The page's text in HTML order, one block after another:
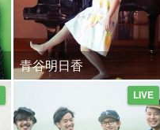
青谷明日香
LIVE